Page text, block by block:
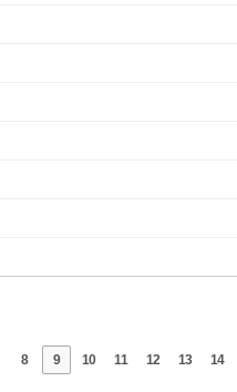
8 9 10 11 12 13 14